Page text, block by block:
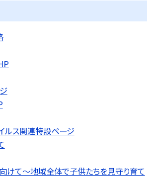
ルス関連特設ページ
けて〜地域全体で子供たちを見守り育て